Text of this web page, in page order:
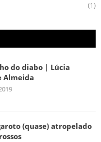
(1)
do diabo | Lúcia
Almeida
(quase) atropelado